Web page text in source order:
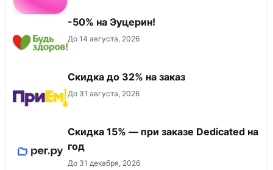
-50% на Эуцерин!
До 14 августа, 2026
Скидка до 32% на заказ
До 31 августа, 2026
Скидка 15% — при заказе Dedicated на
год
До 31 декабря, 2026